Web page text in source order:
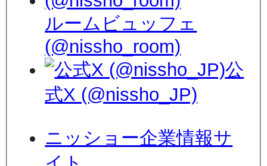
ルームビュッフェ
(@nissho_room)
公
式X (@nissho_JP)
ニッショー企業情報サ